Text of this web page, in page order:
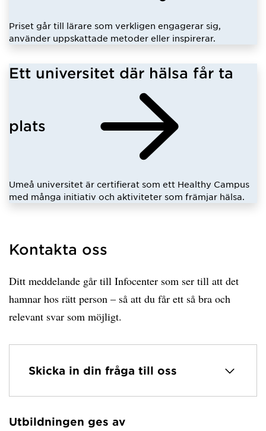
Priset går till lärare som verkligen engagerar sig,
använder uppskattade metoder eller inspirerar.
Ett universitet där hälsa får ta
plats
Umeå universitet är certifierat som ett Healthy Campus
med många initiativ och aktiviteter som främjar hälsa.
Kontakta oss
Ditt meddelande går till Infocenter som ser till att det
hamnar hos rätt person – så att du får ett så bra och
relevant svar som möjligt.
Skicka in din fråga till oss
Har hämtat avsändare.
Utbildningen ges av